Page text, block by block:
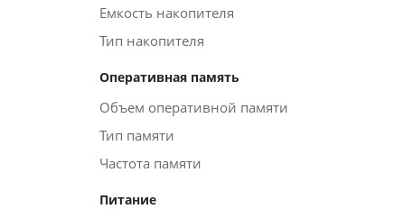
Емкость накопителя
Тип накопителя
Оперативная память
Объем оперативной памяти
Тип памяти
Частота памяти
Питание